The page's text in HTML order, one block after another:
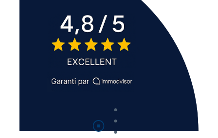
Suspendre
la lecture automatique